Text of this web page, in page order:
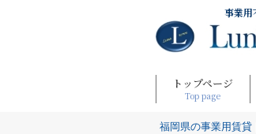
事業用
トップページ
Top page
福岡県の事業用賃貸